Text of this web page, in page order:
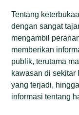
Tentang
dengan sangat
mengambil
memberikan
publik, terutama
kawasan di sekitar
yang terjadi,
informasi tentang